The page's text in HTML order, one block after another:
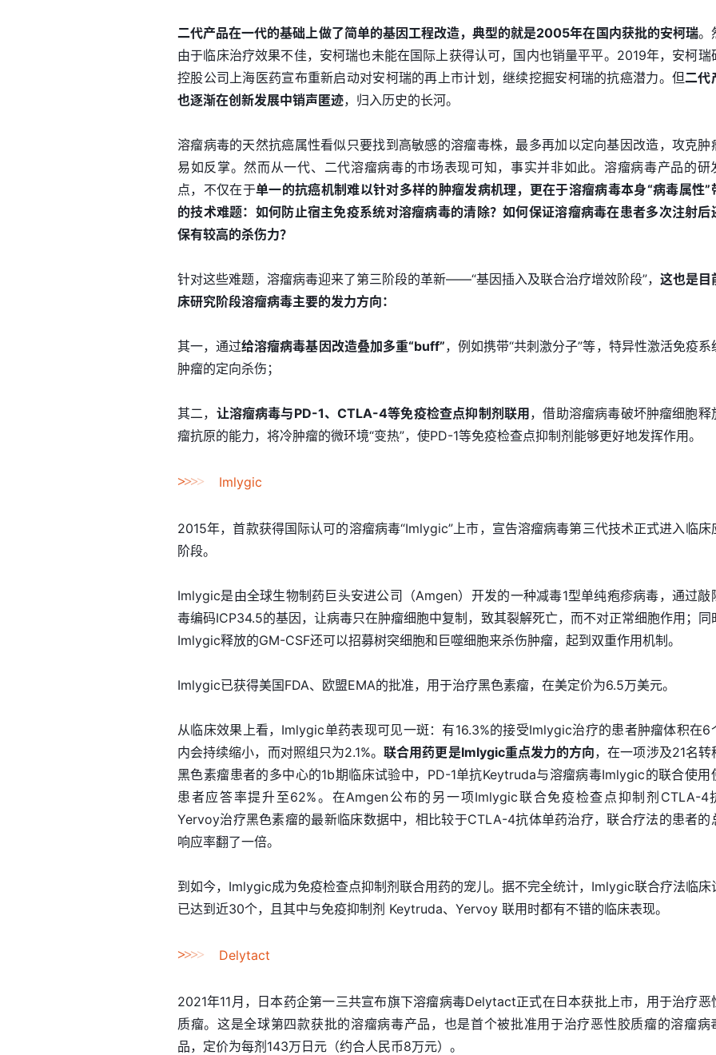
二代产品在一代的基础上做了简单的基因工程改造，典型的就是2005年在国内获批的安柯瑞。
由于临床治疗效果不佳，安柯瑞也未能在国际上获得认可，国内也销量平平。2019年，安柯瑞
控股公司上海医药宣布重新启动对安柯瑞的再上市计划，继续挖掘安柯瑞的抗癌潜力。但二代
也逐渐在创新发展中销声匿迹，归入历史的长河。
溶瘤病毒的天然抗癌属性看似只要找到高敏感的溶瘤毒株，最多再加以定向基因改造，攻克肿
易如反掌。然而从一代、二代溶瘤病毒的市场表现可知，事实并非如此。溶瘤病毒产品的研
点，不仅在于单一的抗癌机制难以针对多样的肿瘤发病机理，更在于溶瘤病毒本身“病毒属性”
的技术难题：如何防止宿主免疫系统对溶瘤病毒的清除？如何保证溶瘤病毒在患者多次注射后
保有较高的杀伤力？
针对这些难题，溶瘤病毒迎来了第三阶段的革新——“基因插入及联合治疗增效阶段”， 这也是目
床研究阶段溶瘤病毒主要的发力方向：
其一，通过给溶瘤病毒基因改造叠加多重“buff”，例如携带“共刺激分子”等，特异性激活免疫系
肿瘤的定向杀伤；
其二， 让溶瘤病毒与PD-1、CTLA-4等免疫检查点抑制剂联用，借助溶瘤病毒破坏肿瘤细胞释
瘤抗原的能力，将冷肿瘤的微环境“变热”，使PD-1等免疫检查点抑制剂能够更好地发挥作用。
>>>> Imlygic
2015年，首款获得国际认可的溶瘤病毒“Imlygic”上市，宣告溶瘤病毒第三代技术正式进入临床
阶段。
Imlygic是由全球生物制药巨头安进公司（Amgen）开发的一种减毒1型单纯疱疹病毒，通过敲
毒编码ICP34.5的基因，让病毒只在肿瘤细胞中复制，致其裂解死亡，而不对正常细胞作用；同
Imlygic释放的GM-CSF还可以招募树突细胞和巨噬细胞来杀伤肿瘤，起到双重作用机制。
Imlygic已获得美国FDA、欧盟EMA的批准，用于治疗黑色素瘤，在美定价为6.5万美元。
从临床效果上看，Imlygic单药表现可见一斑：有16.3%的接受Imlygic治疗的患者肿瘤体积在6
内会持续缩小，而对照组只为2.1%。联合用药更是Imlygic重点发力的方向，在一项涉及21名转
黑色素瘤患者的多中心的1b期临床试验中，PD-1单抗Keytruda与溶瘤病毒Imlygic的联合使用
患者应答率提升至62%。在Amgen公布的另一项Imlygic联合免疫检查点抑制剂CTLA-4
Yervoy治疗黑色素瘤的最新临床数据中，相比较于CTLA-4抗体单药治疗，联合疗法的患者的
响应率翻了一倍。
到如今，Imlygic成为免疫检查点抑制剂联合用药的宠儿。据不完全统计，Imlygic联合疗法临床
已达到近30个，且其中与免疫抑制剂 Keytruda、Yervoy 联用时都有不错的临床表现。
>>>> Delytact
2021年11月，日本药企第一三共宣布旗下溶瘤病毒Delytact正式在日本获批上市，用于治疗恶
质瘤。这是全球第四款获批的溶瘤病毒产品，也是首个被批准用于治疗恶性胶质瘤的溶瘤病
品，定价为每剂143万日元（约合人民币8万元）。